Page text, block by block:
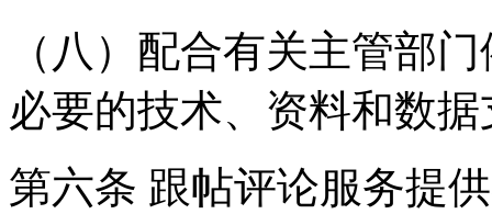
（八）配合有关主管部
必要的技术、资料和数
第六条 跟帖评论服务提